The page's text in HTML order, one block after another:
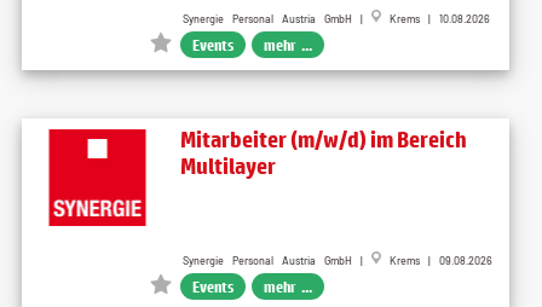
Synergie Personal Austria GmbH | Krems | 10.08.2026
Events mehr ...
Mitarbeiter (m/w/d) im Bereich
Multilayer
Synergie Personal Austria GmbH | Krems | 09.08.2026
Events mehr ...